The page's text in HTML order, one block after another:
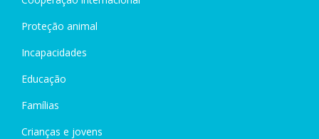
Proteção animal
Incapacidades
Educação
Famílias
Crianças e jovens